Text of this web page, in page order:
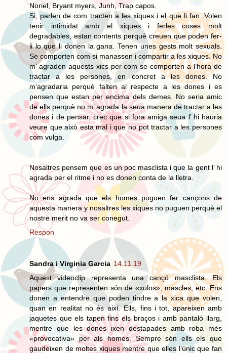
Noriel, Bryant myers, Junh, Trap capos.
Si, parlen de com tracten a les xiques i el que li fan. Volen
tenir intimidat amb el xiques i ferles coses molt
degradables, estan contents perquè creuen que poden fer-
li lo que li donen la gana. Tenen unes gests molt sexuals.
Se comporten com si manassen i compartir a les xiques. No
m’ agraden aquests xics per com se comporten a l’hora de
tractar a les persones, en concret a les dones. No
m’agradaria perquè falten al respecte a les dones i es
pensen que estan per encima dels demes. No seria amic
de ells perquè no m’ agrada la seua manera de tractar a les
dones i de pensar, crec que si fora amiga seua l’ hi hauria
veure que això esta mal i que no pot tractar a les persones
com vulga.
Nosaltres pensem que es un poc masclista i que la gent l’ hi
agrada per el ritme i no es donen conta de la lletra.
No ens agrada que els homes puguen fer cançons de
aquesta manera y nosaltres les xiques no puguen perquè el
nostre merit no va ser conegut.
Respon
Sandra i Virginia Garcia 14.11.19
Aquest videoclip representa una cançó masclista. Els
papers que representen són de «xulos», mascles, etc. Ens
donen a entendre que poden tindre a la xica que volen,
quan en realitat no és així. Ells, fins i tot, apareixen amb
jaquetes que els tapen fins els braços i amb pantaló llarg,
mentre que les dones ixen destapades amb roba més
«provocativa» per als homes. Sempre són ells els que
gaudeixen de moltes xiques mentre que elles l’únic que fan